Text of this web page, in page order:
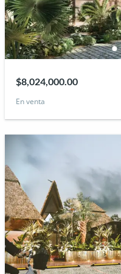
$8,024,000.00
En venta